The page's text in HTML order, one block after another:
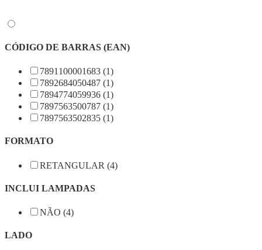
CÓDIGO DE BARRAS (EAN)
7891100001683 (1)
7892684050487 (1)
7894774059936 (1)
7897563500787 (1)
7897563502835 (1)
FORMATO
RETANGULAR (4)
INCLUI LAMPADAS
NÃO (4)
LADO